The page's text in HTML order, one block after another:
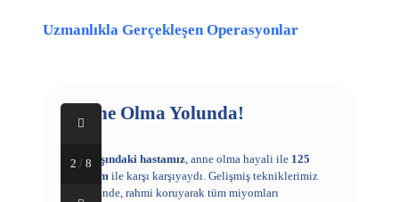
Uzmanlıkla Gerçekleşen Operasyonlar
Anne Olma Yolunda!
31 yaşındaki hastamız, anne olma hayali ile 125
miyomile karşı karşıyaydı. Gelişmiş tekniklerimiz
sayesinde, rahmi koruyarak tüm miyomları
2 / 8